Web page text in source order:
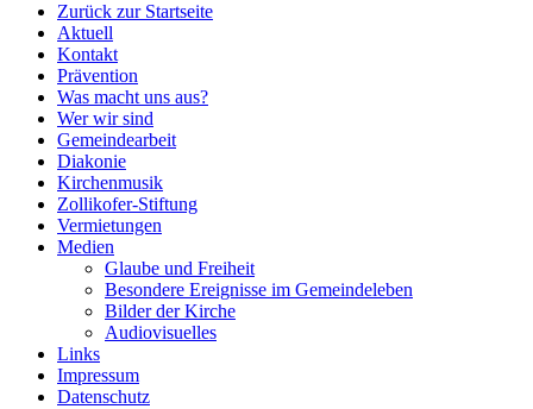
Zurück zur Startseite
Aktuell
Kontakt
Prävention
Was macht uns aus?
Wer wir sind
Gemeindearbeit
Diakonie
Kirchenmusik
Zollikofer-Stiftung
Vermietungen
Medien
Glaube und Freiheit
Besondere Ereignisse im Gemeindeleben
Bilder der Kirche
Audiovisuelles
Links
Impressum
Datenschutz